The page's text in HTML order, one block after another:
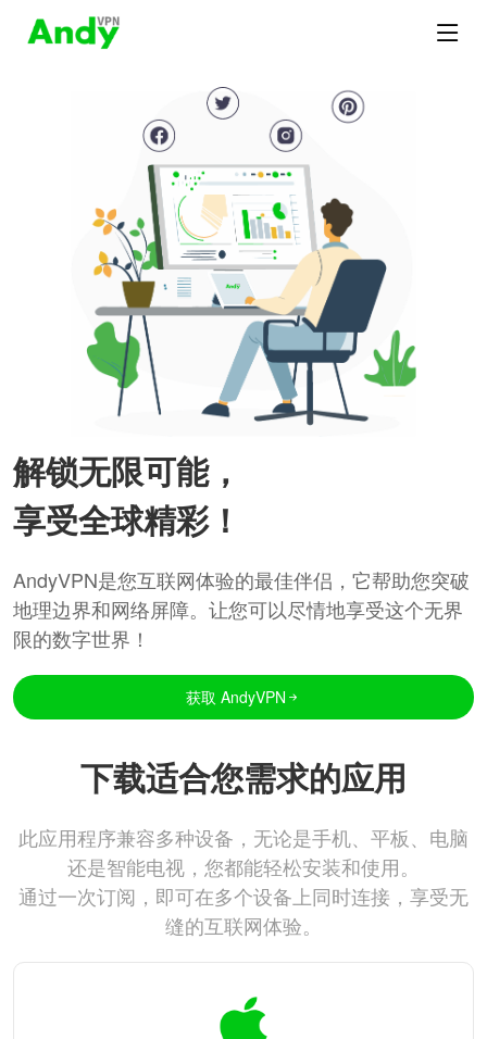
解锁无限可能，
享受全球精彩！
AndyVPN是您互联网体验的最佳伴侣，它帮助您突破
地理边界和网络屏障。让您可以尽情地享受这个无界
限的数字世界！
获取 AndyVPN
下载适合您需求的应用
此应用程序兼容多种设备，无论是手机、平板、电脑
还是智能电视，您都能轻松安装和使用。
通过一次订阅，即可在多个设备上同时连接，享受无
缝的互联网体验。